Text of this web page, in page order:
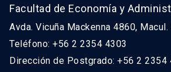
Facultad de Economía y
Avda. Vicuña Mackenna 4860,
Teléfono: +56 2 2354 4303
Dirección de Postgrado: +56 2 2354